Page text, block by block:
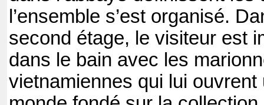
l’ensemble s’est organisé.
second étage, le visiteur est
dans le bain avec les
vietnamiennes qui lui